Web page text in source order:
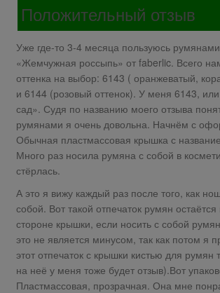
Положительный отзыв
Уже где-то 3-4 месяца пользуюсь
«Жемчужная россыпь» от faberlic. Всего
оттенка на выбор: 6143 ( оранжеватый,
и 6144 (розовый оттенок). У меня 6143,
сад». Судя по названию моего отзыва
румянами я очень довольна. Начнём с
Обычная пластмассовая крышка с
Много раз носила румяна с собой в
стёрлась.
А это я вижу каждый раз после того, как
собой. Вот такой отпечаток румян
стороне крышки, если носить с собой
это не является минусом, так как потом я
этот отпечаток с крышки кистью для румян
на неё у меня тоже будет отзыв).Вот
Пластмассовая, прозрачная. Она мне